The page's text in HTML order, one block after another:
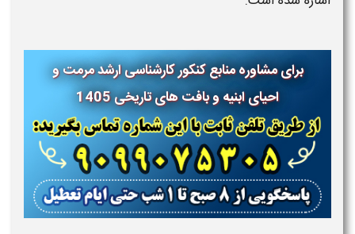
برای مشاوره منابع کنکور کارشناسی ارشد مرمت و
احیای ابنیه و بافت های تاریخی 1405